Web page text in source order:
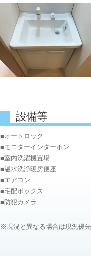
設備等
■オートロック
■モニターインターホン
■室内洗濯機置場
■温水洗浄暖房便座
■エアコン
■宅配ボックス
■防犯カメラ
※現況と異なる場合は現況優先